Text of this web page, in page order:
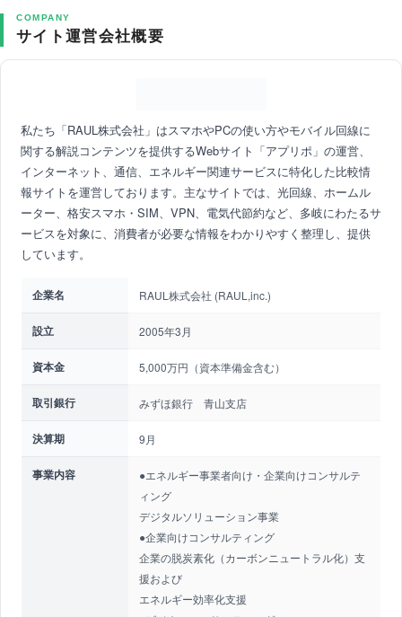
COMPANY
サイト運営会社概要
私たち「RAUL株式会社」はスマホやPCの使い方やモバイル回線に
関する解説コンテンツを提供するWebサイト「アプリポ」の運営、
インターネット、通信、エネルギー関連サービスに特化した比較情
報サイトを運営しております。主なサイトでは、光回線、ホームル
ーター、格安スマホ・SIM、VPN、電気代節約など、多岐にわたるサ
ービスを対象に、消費者が必要な情報をわかりやすく整理し、提供
しています。
企業名 RAUL株式会社 (RAUL,inc.)
設立 2005年3月
資本金 5,000万円（資本準備金含む）
取引銀行 みずほ銀行 青山支店
決算期 9月
事業内容
●エネルギー事業者向け・企業向けコンサルテ
ィング
デジタルソリューション事業
●企業向けコンサルティング
企業の脱炭素化（カーボンニュートラル化）支
援および
エネルギー効率化支援